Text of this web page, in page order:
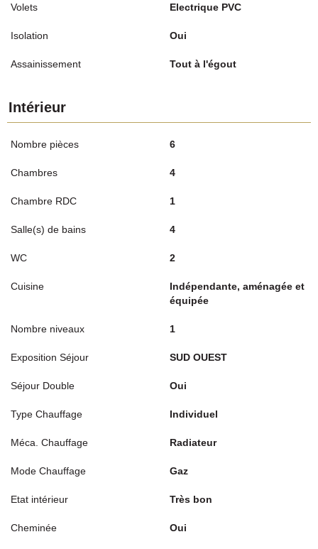
Volets Electrique PVC
Isolation Oui
Assainissement Tout à l'égout
Intérieur
Nombre pièces 6
Chambres 4
Chambre RDC 1
Salle(s) de bains 4
WC 2
Cuisine
Indépendante, aménagée et
équipée
Nombre niveaux 1
Exposition Séjour SUD OUEST
Séjour Double Oui
Type Chauffage Individuel
Méca. Chauffage Radiateur
Mode Chauffage Gaz
Etat intérieur Très bon
Cheminée Oui